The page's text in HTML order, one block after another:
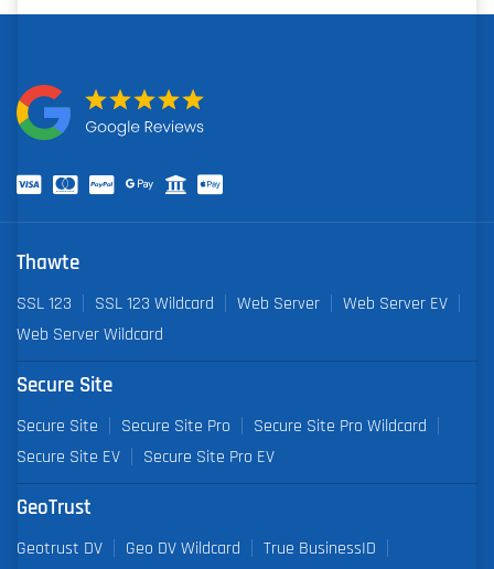
Thawte
SSL 123 SSL 123 Wildcard Web Server
Web Server EV
Web Server Wildcard
Secure Site
Secure Site Secure Site Pro
Secure Site Pro Wildcard
Secure Site EV
Secure Site Pro EV
GeoTrust
Geotrust DV Geo DV Wildcard
True BusinessID